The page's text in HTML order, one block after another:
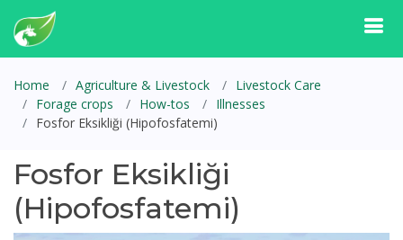
Home Agriculture & Livestock
Livestock Care
Forage crops
How-tos
Illnesses
Fosfor Eksikliği (Hipofosfatemi)
Fosfor Eksikliği
(Hipofosfatemi)